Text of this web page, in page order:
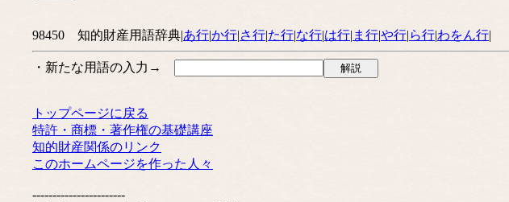
98450 知的財産用語辞典|あ行|か行|さ行|た行|な行|は行| ま行|や行|ら行|わをん行|
・新たな用語の入力→
トップページに戻る
特許・商標・著作権の基礎講座
知的財産関係のリンク
このホームページを作った人々
-----------------------